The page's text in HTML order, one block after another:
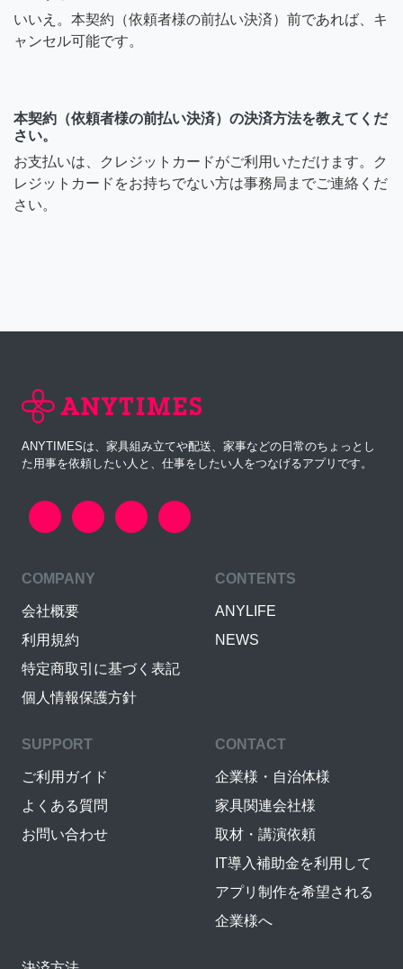
いいえ。本契約（依頼者様の前払い決済）前であれば、キ
ャンセル可能です。
本契約（依頼者様の前払い決済）の決済方法を教えてくだ
さい。
お支払いは、クレジットカードがご利用いただけます。ク
レジットカードをお持ちでない方は事務局までご連絡くだ
さい。
ANYTIMESは、家具組み立てや配送、家事などの日常のちょっとし
た用事を依頼したい人と、仕事をしたい人をつなげるアプリです。
COMPANY
会社概要
利用規約
特定商取引に基づく表記
個人情報保護方針
CONTENTS
ANYLIFE
NEWS
SUPPORT
ご利用ガイド
よくある質問
お問い合わせ
CONTACT
企業様・自治体様
家具関連会社様
取材・講演依頼
IT導入補助金を利用して
アプリ制作を希望される
企業様へ